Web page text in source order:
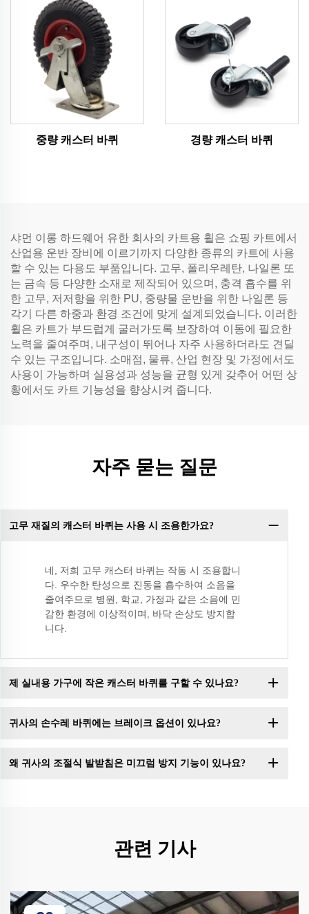
중량 캐스터 바퀴 경량 캐스터 바퀴
샤먼 이롱 하드웨어 유한 회사의 카트용 휠은 쇼핑 카트에서
산업용 운반 장비에 이르기까지 다양한 종류의 카트에 사용
할 수 있는 다용도 부품입니다. 고무, 폴리우레탄, 나일론 또
는 금속 등 다양한 소재로 제작되어 있으며, 충격 흡수를 위
한 고무, 저저항을 위한 PU, 중량물 운반을 위한 나일론 등
각기 다른 하중과 환경 조건에 맞게 설계되었습니다. 이러한
휠은 카트가 부드럽게 굴러가도록 보장하여 이동에 필요한
노력을 줄여주며, 내구성이 뛰어나 자주 사용하더라도 견딜
수 있는 구조입니다. 소매점, 물류, 산업 현장 및 가정에서도
사용이 가능하며 실용성과 성능을 균형 있게 갖추어 어떤 상
황에서도 카트 기능성을 향상시켜 줍니다.
자주 묻는 질문
고무 재질의 캐스터 바퀴는 사용 시 조용한가요?
네, 저희 고무 캐스터 바퀴는 작동 시 조용합니
다. 우수한 탄성으로 진동을 흡수하여 소음을
줄여주므로 병원, 학교, 가정과 같은 소음에 민
감한 환경에 이상적이며, 바닥 손상도 방지합
니다.
제 실내용 가구에 작은 캐스터 바퀴를 구할 수 있나요?
귀사의 손수레 바퀴에는 브레이크 옵션이 있나요?
왜 귀사의 조절식 발받침은 미끄럼 방지 기능이 있나요?
관련 기사